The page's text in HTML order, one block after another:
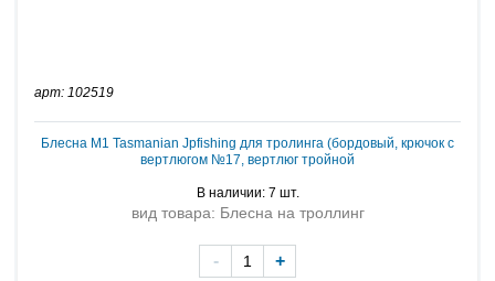
арт: 102519
Блесна M1 Tasmanian Jpfishing для тролинга (бордовый, крючок с
вертлюгом №17, вертлюг тройной
В наличии: 7 шт.
вид товара: Блесна на троллинг
- +